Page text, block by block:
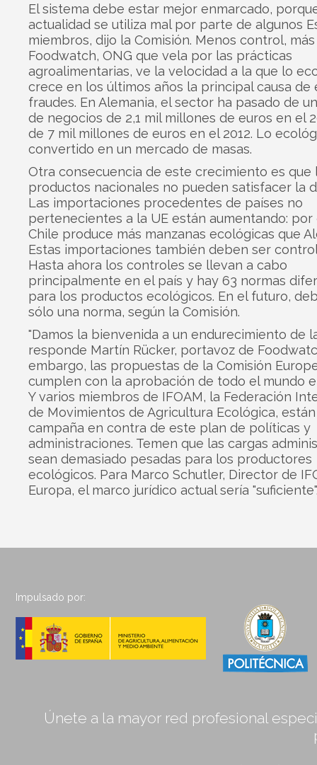
El sistema debe estar mejor enmarcado,
actualidad se utiliza mal por parte de algunos
miembros, dijo la Comisión. Menos control,
Foodwatch, ONG que vela por las prácticas
agroalimentarias, ve la velocidad a la que lo
crece en los últimos años la principal causa de
fraudes. En Alemania, el sector ha pasado de
de negocios de 2,1 mil millones de euros en el
de 7 mil millones de euros en el 2012. Lo
convertido en un mercado de masas.
Otra consecuencia de este crecimiento es que
productos nacionales no pueden satisfacer la
Las importaciones procedentes de países no
pertenecientes a la UE están aumentando: por
Chile produce más manzanas ecológicas que
Estas importaciones también deben ser
Hasta ahora los controles se llevan a cabo
principalmente en el país y hay 63 normas
para los productos ecológicos. En el futuro,
sólo una norma, según la Comisión.
"Damos la bienvenida a un endurecimiento de
responde Martín Rücker, portavoz de
embargo, las propuestas de la Comisión
cumplen con la aprobación de todo el mundo
Y varios miembros de IFOAM, la Federación
de Movimientos de Agricultura Ecológica,
campaña en contra de este plan de políticas y
administraciones. Temen que las cargas
sean demasiado pesadas para los productores
ecológicos. Para Marco Schutler, Director de
Europa, el marco jurídico actual sería
Impulsado por:
Únete a la mayor red profesional